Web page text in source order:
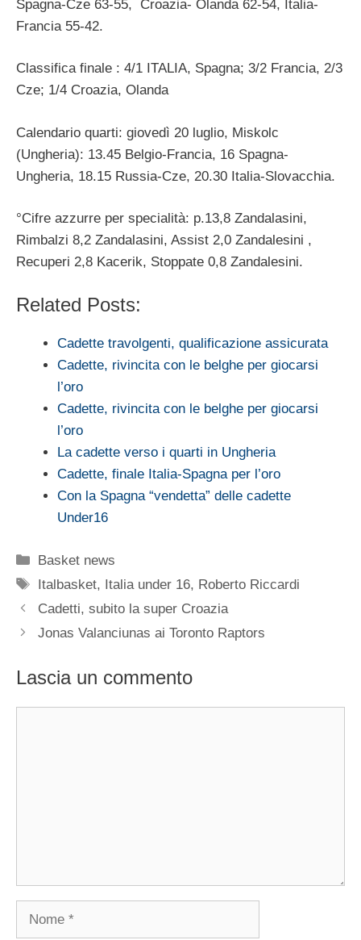
Spagna-Cze 63-55, Croazia- Olanda 62-54, Italia-
Francia 55-42.
Classifica finale : 4/1 ITALIA, Spagna; 3/2 Francia, 2/3
Cze; 1/4 Croazia, Olanda
Calendario quarti: giovedì 20 luglio, Miskolc
(Ungheria): 13.45 Belgio-Francia, 16 Spagna-
Ungheria, 18.15 Russia-Cze, 20.30 Italia-Slovacchia.
°Cifre azzurre per specialità: p.13,8 Zandalasini,
Rimbalzi 8,2 Zandalasini, Assist 2,0 Zandalesini ,
Recuperi 2,8 Kacerik, Stoppate 0,8 Zandalesini.
Related Posts:
Cadette travolgenti, qualificazione assicurata
Cadette, rivincita con le belghe per giocarsi
l’oro
Cadette, rivincita con le belghe per giocarsi
l’oro
La cadette verso i quarti in Ungheria
Cadette, finale Italia-Spagna per l’oro
Con la Spagna “vendetta” delle cadette
Under16
Categorie
Basket news
Tag
Italbasket, Italia under 16, Roberto Riccardi
Cadetti, subito la super Croazia
Jonas Valanciunas ai Toronto Raptors
Lascia un commento